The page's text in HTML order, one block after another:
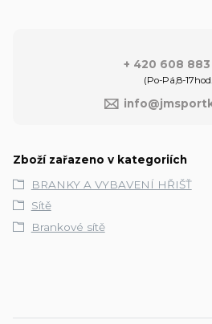
+ 420 608
(Po-Pá,8-
Zboží zařazeno v kategoriích
BRANKY A VYBAVENÍ HŘIŠŤ
Sítě
Brankové sítě